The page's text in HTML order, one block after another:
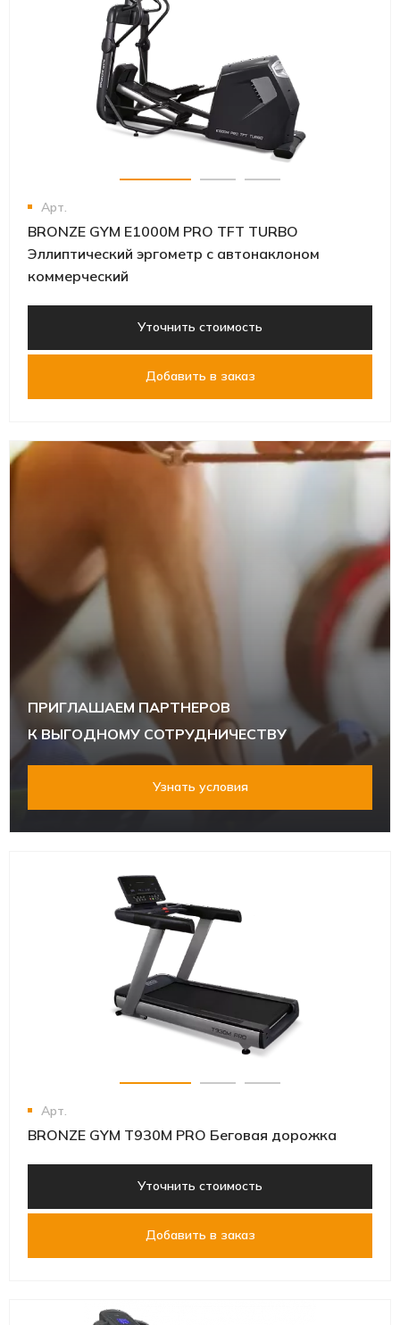
Арт.
BRONZE GYM E1000M PRO TFT TURBO
Эллиптический эргометр с автонаклоном
коммерческий
Уточнить стоимость
Добавить в заказ
ПРИГЛАШАЕМ ПАРТНЕРОВ
К ВЫГОДНОМУ СОТРУДНИЧЕСТВУ
Узнать условия
Арт.
BRONZE GYM T930M PRO Беговая дорожка
Уточнить стоимость
Добавить в заказ